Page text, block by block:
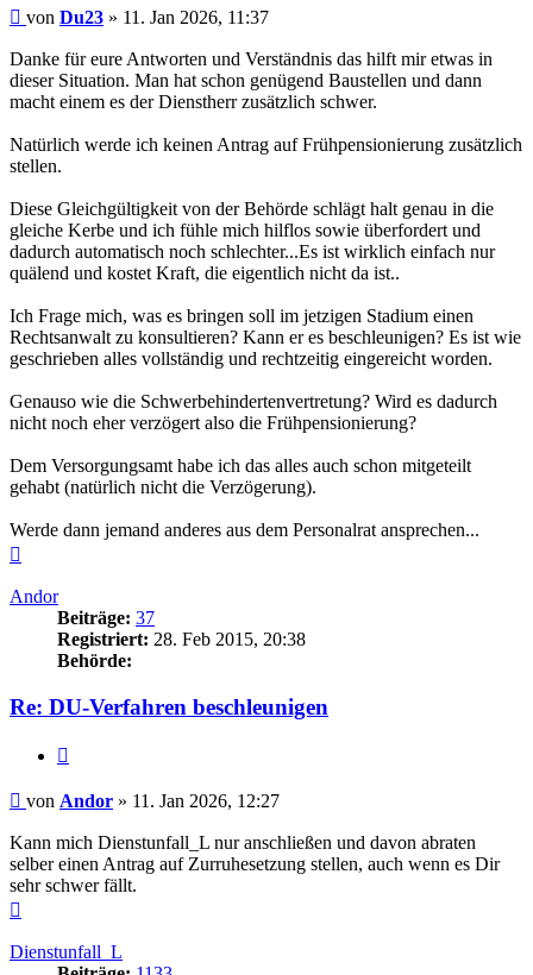
Beitrag
von Du23 » 11. Jan 2026, 11:37
Danke für eure Antworten und Verständnis das hilft mir etwas in
dieser Situation. Man hat schon genügend Baustellen und dann
macht einem es der Dienstherr zusätzlich schwer.
Natürlich werde ich keinen Antrag auf Frühpensionierung zusätzlich
stellen.
Diese Gleichgültigkeit von der Behörde schlägt halt genau in die
gleiche Kerbe und ich fühle mich hilflos sowie überfordert und
dadurch automatisch noch schlechter...Es ist wirklich einfach nur
quälend und kostet Kraft, die eigentlich nicht da ist..
Ich Frage mich, was es bringen soll im jetzigen Stadium einen
Rechtsanwalt zu konsultieren? Kann er es beschleunigen? Es ist wie
geschrieben alles vollständig und rechtzeitig eingereicht worden.
Genauso wie die Schwerbehindertenvertretung? Wird es dadurch
nicht noch eher verzögert also die Frühpensionierung?
Dem Versorgungsamt habe ich das alles auch schon mitgeteilt
gehabt (natürlich nicht die Verzögerung).
Werde dann jemand anderes aus dem Personalrat ansprechen...
Andor
Beiträge: 37
Registriert: 28. Feb 2015, 20:38
Behörde:
Re: DU-Verfahren beschleunigen
Beitrag
von Andor » 11. Jan 2026, 12:27
Kann mich Dienstunfall_L nur anschließen und davon abraten
selber einen Antrag auf Zurruhesetzung stellen, auch wenn es Dir
sehr schwer fällt.
Dienstunfall_L